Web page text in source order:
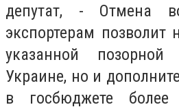
депутат, - Отмена
экспортерам позволит
указанной
Украине, но и
в госбюджете